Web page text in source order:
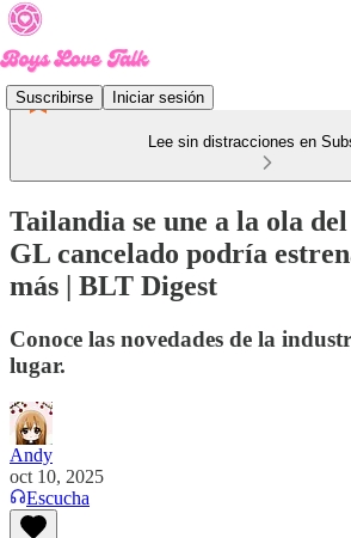
Suscribirse Iniciar sesión
Lee sin distracciones en
Tailandia se une a la ola
GL cancelado podría
más | BLT Digest
Conoce las novedades de la
lugar.
Andy
oct 10, 2025
Escucha